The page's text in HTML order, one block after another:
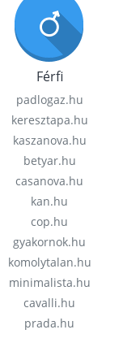
Férfi
padlogaz.hu
keresztapa.hu
kaszanova.hu
betyar.hu
casanova.hu
kan.hu
cop.hu
gyakornok.hu
komolytalan.hu
minimalista.hu
cavalli.hu
prada.hu